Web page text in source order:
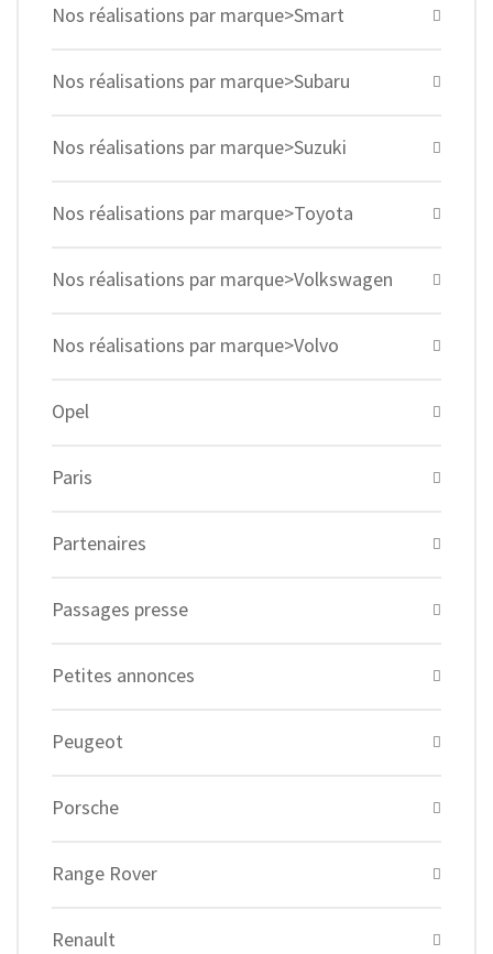
Nos réalisations par marque>Smart
Nos réalisations par marque>Subaru
Nos réalisations par marque>Suzuki
Nos réalisations par marque>Toyota
Nos réalisations par marque>Volkswagen
Nos réalisations par marque>Volvo
Opel
Paris
Partenaires
Passages presse
Petites annonces
Peugeot
Porsche
Range Rover
Renault